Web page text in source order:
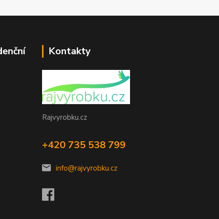
Kontakty
Rajvyrobku.cz
+420 735 538 799
info@rajvyrobku.cz